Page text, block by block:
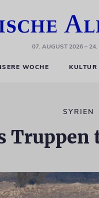
07. AUGUST 2026–
WOCHE KULTUR
SYRIEN
Truppen